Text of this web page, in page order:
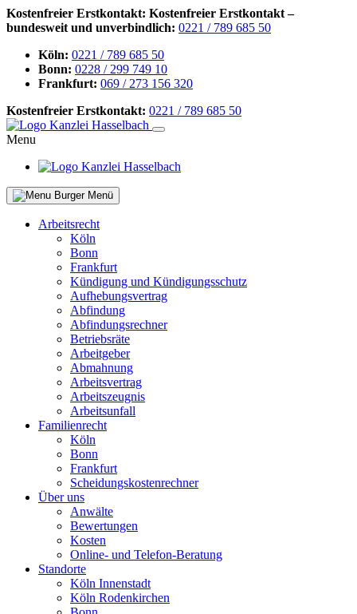
Kostenfreier Erstkontakt: Kostenfreier Erstkontakt –
bundesweit und unverbindlich: 0221 / 789 685 50
Köln: 0221 / 789 685 50
Bonn: 0228 / 299 749 10
Frankfurt: 069 / 273 156 320
Kostenfreier Erstkontakt: 0221 / 789 685 50
Menu
Menü
Arbeitsrecht
Köln
Bonn
Frankfurt
Kündigung und Kündigungsschutz
Aufhebungsvertrag
Abfindung
Abfindungsrechner
Betriebsräte
Arbeitgeber
Abmahnung
Arbeitsvertrag
Arbeitszeugnis
Arbeitsunfall
Familienrecht
Köln
Bonn
Frankfurt
Scheidungskostenrechner
Über uns
Anwälte
Bewertungen
Kosten
Online- und Telefon-Beratung
Standorte
Köln Innenstadt
Köln Rodenkirchen